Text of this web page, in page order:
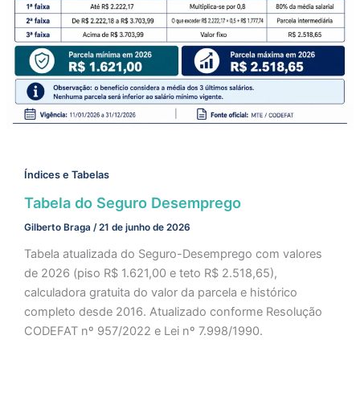
Índices e Tabelas
Tabela do Seguro Desemprego
Gilberto Braga /21 de junho de 2026
Tabela atualizada do Seguro-Desemprego com valores
de 2026 (piso R$ 1.621,00 e teto R$ 2.518,65),
calculadora gratuita do valor da parcela e histórico
completo desde 2016. Atualizado conforme Resolução
CODEFAT nº 957/2022 e Lei nº 7.998/1990.